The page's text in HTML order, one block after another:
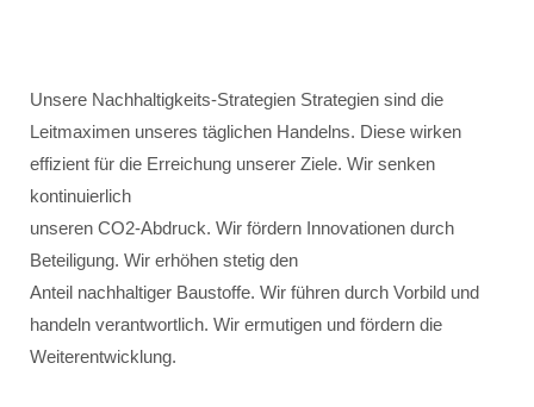
Unsere Nachhaltigkeits-Strategien Strategien sind die
Leitmaximen unseres täglichen Handelns. Diese wirken
effizient für die Erreichung unserer Ziele. Wir senken
kontinuierlich
unseren CO2-Abdruck. Wir fördern Innovationen durch
Beteiligung. Wir erhöhen stetig den
Anteil nachhaltiger Baustoffe. Wir führen durch Vorbild und
handeln verantwortlich. Wir ermutigen und fördern die
Weiterentwicklung.